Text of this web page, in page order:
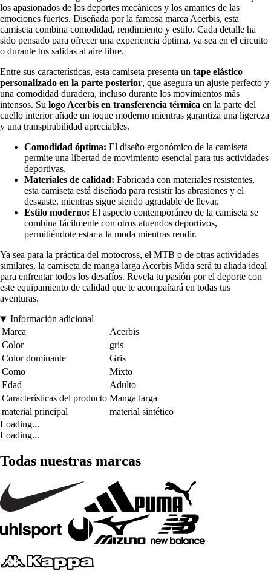
los apasionados de los deportes mecánicos y los amantes de las
emociones fuertes. Diseñada por la famosa marca Acerbis, esta
camiseta combina comodidad, rendimiento y estilo. Cada detalle ha
sido pensado para ofrecer una experiencia óptima, ya sea en el circuito
o durante tus salidas al aire libre.
Entre sus características, esta camiseta presenta un tape elástico
personalizado en la parte posterior, que asegura un ajuste perfecto y
una comodidad duradera, incluso durante los movimientos más
intensos. Su logo Acerbis en transferencia térmica en la parte del
cuello interior añade un toque moderno mientras garantiza una ligereza
y una transpirabilidad apreciables.
Comodidad óptima: El diseño ergonómico de la camiseta
permite una libertad de movimiento esencial para tus actividades
deportivas.
Materiales de calidad: Fabricada con materiales resistentes,
esta camiseta está diseñada para resistir las abrasiones y el
desgaste, mientras sigue siendo agradable de llevar.
Estilo moderno: El aspecto contemporáneo de la camiseta se
combina fácilmente con otros atuendos deportivos,
permitiéndote estar a la moda mientras rendir.
Ya sea para la práctica del motocross, el MTB o de otras actividades
similares, la camiseta de manga larga Acerbis Mida será tu aliada ideal
para enfrentar todos los desafíos. Revela tu pasión por el deporte con
este equipamiento de calidad que te acompañará en todas tus
aventuras.
Información adicional
Marca
Acerbis
Color
gris
Color dominante
Gris
Como
Mixto
Edad
Adulto
Características del producto Manga larga
material principal
material sintético
Loading...
Loading...
Todas nuestras marcas